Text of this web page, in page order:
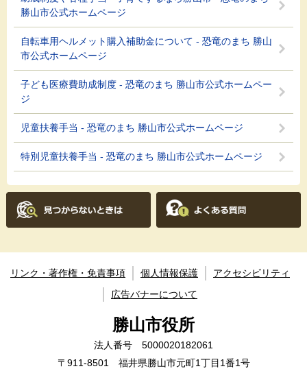
勝山市公式ホームページ
自転車用ヘルメット購入補助金について - 恐竜のまち 勝山
市公式ホームページ
子ども医療費助成制度 - 恐竜のまち 勝山市公式ホームペー
ジ
児童扶養手当 - 恐竜のまち 勝山市公式ホームページ
特別児童扶養手当 - 恐竜のまち 勝山市公式ホームページ
リンク・著作権・免責事項 個人情報保護
アクセシビリティ
広告バナーについて
勝山市役所
法人番号 5000020182061
〒911-8501 福井県勝山市元町1丁目1番1号